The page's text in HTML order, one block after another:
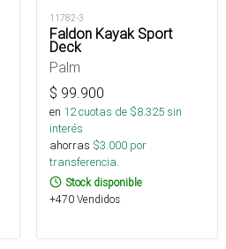
11782-3
Faldon Kayak Sport
Deck
Palm
$ 99.900
en 12cuotas de $8.325sin
interés
ahorras $3.000 por
transferencia.
Stock disponible
+470 Vendidos